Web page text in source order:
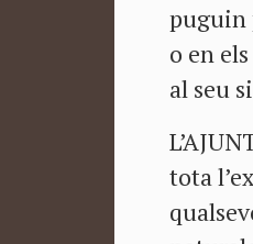
puguin
o en
al seu
tota